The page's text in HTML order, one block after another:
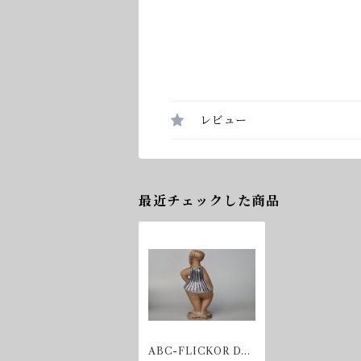
レビュー
最近チェックした商品
ABC-FLICKOR DO